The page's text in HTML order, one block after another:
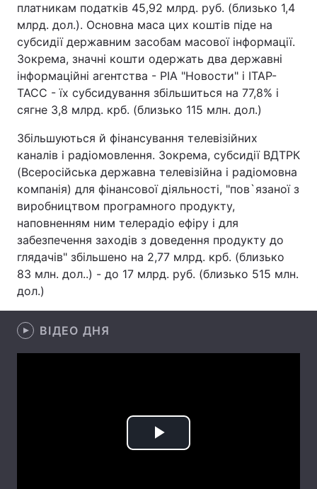
Головна Війна
Україна Політика
Економіка Світ
Спорт Наука
Лайт
Зброя Інциденти
Здоров'я
Цікавинки
Екологія Регіони
платникам податків 45,92 млрд. руб. (близько 1,4
млрд. дол.). Основна маса цих коштів піде на
субсидії державним засобам масової інформації.
Зокрема, значні кошти одержать два державні
інформаційні агентства - РІА "Новости" і ІТАР-
ТАСС - їх субсидування збільшиться на 77,8% і
сягне 3,8 млрд. крб. (близько 115 млн. дол.)
Збільшуються й фінансування телевізійних
каналів і радіомовлення. Зокрема, субсидії ВДТРК
(Всеросійська державна телевізійна і радіомовна
компанія) для фінансової діяльності, "пов`язаної з
виробництвом програмного продукту,
наповненням ним телерадіо ефіру і для
забезпечення заходів з доведення продукту до
глядачів" збільшено на 2,77 млрд. крб. (близько
83 млн. дол..) - до 17 млрд. руб. (близько 515 млн.
дол.)
ВІДЕО ДНЯ
Play